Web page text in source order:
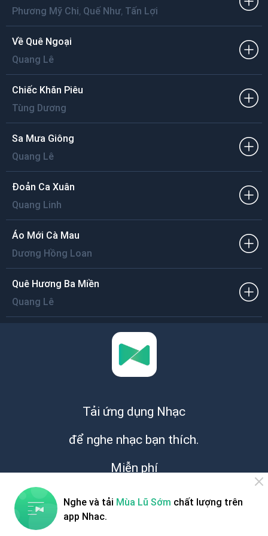
Hẹn mùa tới lúa trĩu hạt trên đồng xa
Phương Mỹ Chi, Quế Như, Tấn Lợi
Về Quê Ngoại
Quang Lê
Chiếc Khăn Piêu
Tùng Dương
Sa Mưa Giông
Quang Lê
Đoản Ca Xuân
Quang Linh
Áo Mới Cà Mau
Dương Hồng Loan
Quê Hương Ba Miền
Quang Lê
Tải ứng dụng Nhạc
để nghe nhạc bạn thích.
Miễn phí
Nghe và tải Mùa Lũ Sớm chất lượng trên
app Nhac.